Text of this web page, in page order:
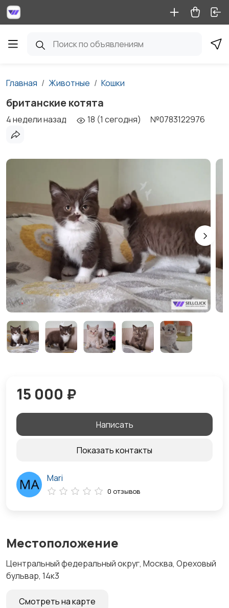
Главная Животные Кошки
британские котята
4 недели назад 18 (1 сегодня) №0783122976
Местоположение
Центральный федеральный округ, Москва, Ореховый
бульвар, 14к3
Смотреть на карте
15 000 ₽
Написать
Показать контакты
Mari
0 отзывов